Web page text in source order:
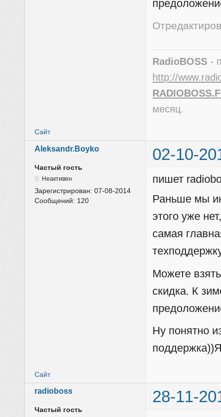
RadioBOSS -
http://
месяц.
Сайт
Aleksandr.Boyko 02-10-
Частый гость
Неактивен
Зарегистрирован:07-08-2014
Сообщений: 120
пишет
Раньше мы
этого уже
самая
Можете
скидка. К
Ну понятно
Сайт
radioboss 28-11-
Частый гость